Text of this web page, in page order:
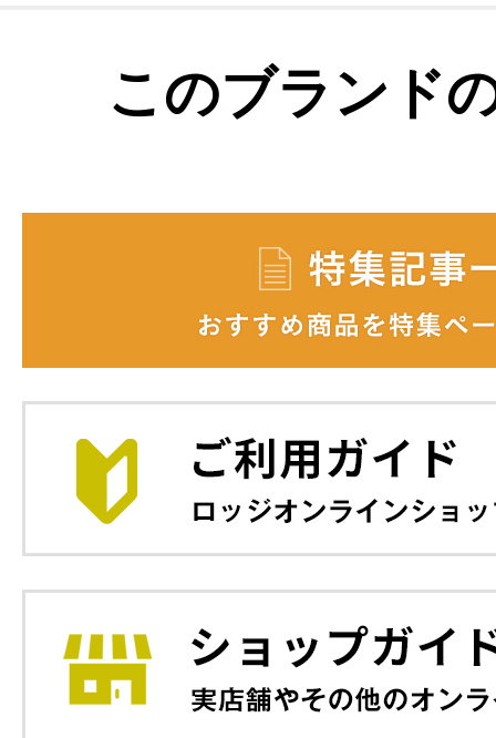
このブランド